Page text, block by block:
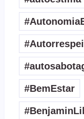
#BemEstar